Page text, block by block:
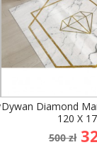
Dywan Diamond
120 X
Cena
500 zł